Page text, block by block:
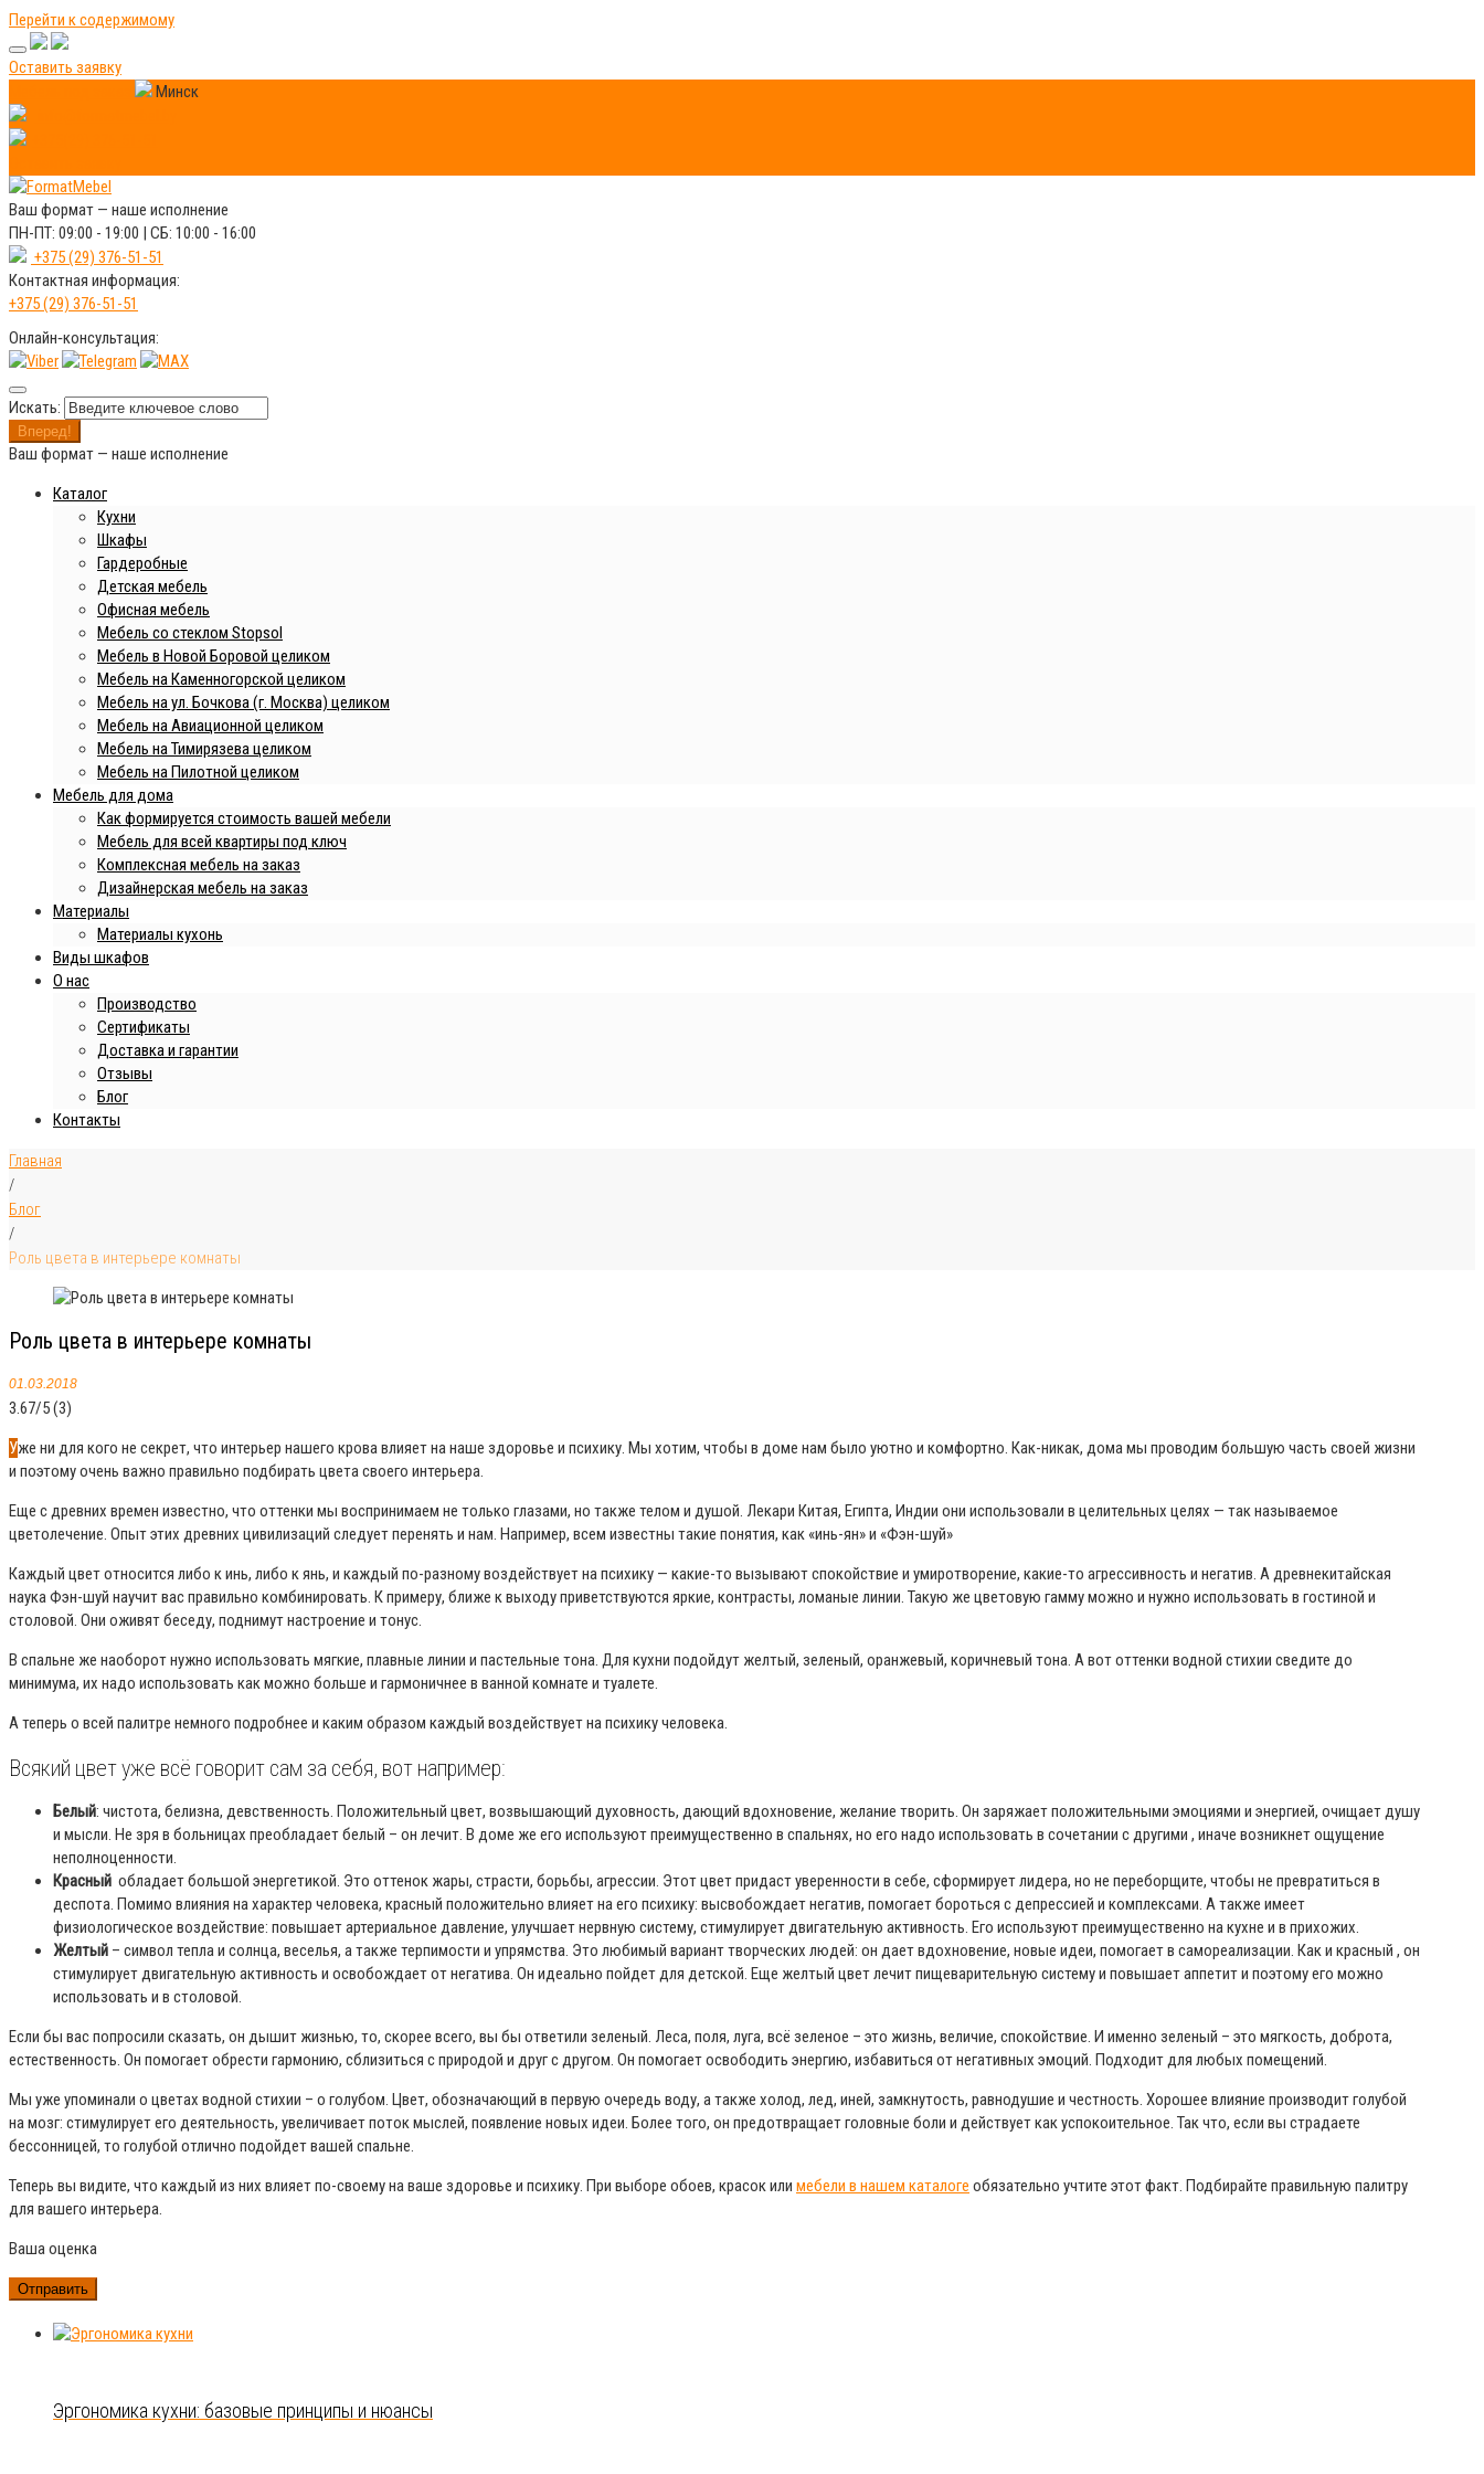
Перейти к содержимому
Оставить заявку
Минск
Ваш формат — наше исполнение
ПН-ПТ: 09:00 - 19:00 | СБ: 10:00 - 16:00
+375 (29) 376-51-51
Контактная информация:
+375 (29) 376-51-51
Онлайн‑консультация:
Искать:
Вперед!
Ваш формат — наше исполнение
Каталог
Кухни
Шкафы
Гардеробные
Детская мебель
Офисная мебель
Мебель со стеклом Stopsol
Мебель в Новой Боровой целиком
Мебель на Каменногорской целиком
Мебель на ул. Бочкова (г. Москва) целиком
Мебель на Авиационной целиком
Мебель на Тимирязева целиком
Мебель на Пилотной целиком
Мебель для дома
Как формируется стоимость вашей мебели
Мебель для всей квартиры под ключ
Комплексная мебель на заказ
Дизайнерская мебель на заказ
Материалы
Материалы кухонь
Виды шкафов
О нас
Производство
Сертификаты
Доставка и гарантии
Отзывы
Блог
Контакты
Главная
/
Блог
/
Роль цвета в интерьере комнаты
Роль цвета в интерьере комнаты
01.03.2018
3.67/5(3)
Уже ни для кого не секрет, что интерьер нашего крова влияет на наше здоровье и психику. Мы хотим, чтобы в доме нам было уютно и комфортно. Как-никак, дома мы проводим большую часть своей жизни
и поэтому очень важно правильно подбирать цвета своего интерьера.
Еще с древних времен известно, что оттенки мы воспринимаем не только глазами, но также телом и душой. Лекари Китая, Египта, Индии они использовали в целительных целях — так называемое
цветолечение. Опыт этих древних цивилизаций следует перенять и нам. Например, всем известны такие понятия, как «инь-ян» и «Фэн-шуй»
Каждый цвет относится либо к инь, либо к янь, и каждый по-разному воздействует на психику — какие-то вызывают спокойствие и умиротворение, какие-то агрессивность и негатив. А древнекитайская
наука Фэн-шуй научит вас правильно комбинировать. К примеру, ближе к выходу приветствуются яркие, контрасты, ломаные линии. Такую же цветовую гамму можно и нужно использовать в гостиной и
столовой. Они оживят беседу, поднимут настроение и тонус.
В спальне же наоборот нужно использовать мягкие, плавные линии и пастельные тона. Для кухни подойдут желтый, зеленый, оранжевый, коричневый тона. А вот оттенки водной стихии сведите до
минимума, их надо использовать как можно больше и гармоничнее в ванной комнате и туалете.
А теперь о всей палитре немного подробнее и каким образом каждый воздействует на психику человека.
Всякий цвет уже всё говорит сам за себя, вот например:
Белый: чистота, белизна, девственность. Положительный цвет, возвышающий духовность, дающий вдохновение, желание творить. Он заряжает положительными эмоциями и энергией, очищает душу
и мысли. Не зря в больницах преобладает белый – он лечит. В доме же его используют преимущественно в спальнях, но его надо использовать в сочетании с другими , иначе возникнет ощущение
неполноценности.
Красный обладает большой энергетикой. Это оттенок жары, страсти, борьбы, агрессии. Этот цвет придаст уверенности в себе, сформирует лидера, но не переборщите, чтобы не превратиться в
деспота. Помимо влияния на характер человека, красный положительно влияет на его психику: высвобождает негатив, помогает бороться с депрессией и комплексами. А также имеет
физиологическое воздействие: повышает артериальное давление, улучшает нервную систему, стимулирует двигательную активность. Его используют преимущественно на кухне и в прихожих.
Желтый – символ тепла и солнца, веселья, а также терпимости и упрямства. Это любимый вариант творческих людей: он дает вдохновение, новые идеи, помогает в самореализации. Как и красный , он
стимулирует двигательную активность и освобождает от негатива. Он идеально пойдет для детской. Еще желтый цвет лечит пищеварительную систему и повышает аппетит и поэтому его можно
использовать и в столовой.
Если бы вас попросили сказать, он дышит жизнью, то, скорее всего, вы бы ответили зеленый. Леса, поля, луга, всё зеленое – это жизнь, величие, спокойствие. И именно зеленый – это мягкость, доброта,
естественность. Он помогает обрести гармонию, сблизиться с природой и друг с другом. Он помогает освободить энергию, избавиться от негативных эмоций. Подходит для любых помещений.
Мы уже упоминали о цветах водной стихии – о голубом. Цвет, обозначающий в первую очередь воду, а также холод, лед, иней, замкнутость, равнодушие и честность. Хорошее влияние производит голубой
на мозг: стимулирует его деятельность, увеличивает поток мыслей, появление новых идеи. Более того, он предотвращает головные боли и действует как успокоительное. Так что, если вы страдаете
бессонницей, то голубой отлично подойдет вашей спальне.
Теперь вы видите, что каждый из них влияет по-своему на ваше здоровье и психику. При выборе обоев, красок или мебели в нашем каталоге обязательно учтите этот факт. Подбирайте правильную палитру
для вашего интерьера.
Ваша оценка
Эргономика кухни: базовые принципы и нюансы